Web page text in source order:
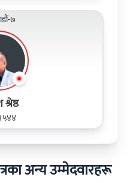
७
अन्य उम्मेदवारहरू